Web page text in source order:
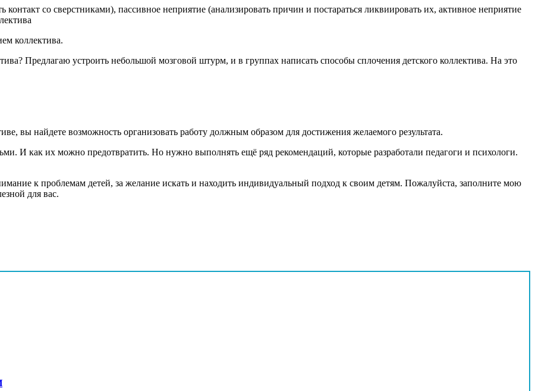
со сверстниками), пассивное неприятие (анализировать причин и постараться ликвиировать их, активное неприятие
коллектива.
Предлагаю устроить небольшой мозговой штурм, и в группах написать способы сплочения детского коллектива. На это
вы найдете возможность организовать работу должным образом для достижения желаемого результата.
И как их можно предотвратить. Но нужно выполнять ещё ряд рекомендаций, которые разработали педагоги и психологи.
к проблемам детей, за желание искать и находить индивидуальный подход к своим детям. Пожалуйста, заполните мою
для вас.